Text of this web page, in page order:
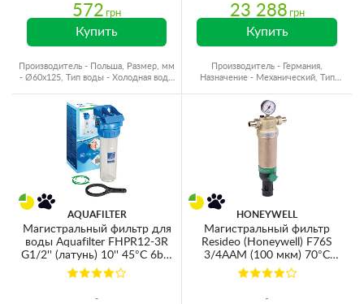
572 грн
Купить
Производитель - Польша, Размер, мм
- Ø60x125, Тип воды - Холодная вода,
23 288 грн
Купить
Производитель - Германия,
Назначение - Механический, Тип
AQUAFILTER
Магистральный фильтр для
воды Aquafilter FHPR12-3R
G1/2'' (латунь) 10'' 45°C 6bar
(без картриджа)
HONEYWELL
Магистральный фильтр
Resideo (Honeywell) F76S
3/4AAM (100 мкм) 70°C
25bar